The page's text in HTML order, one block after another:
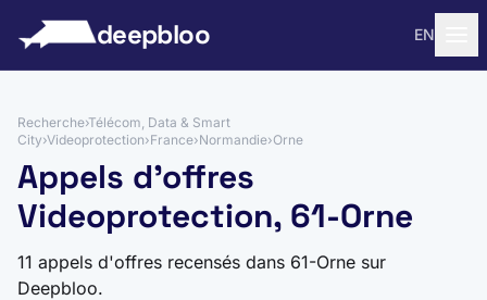
deepbloo EN
Recherche›Télécom, Data & Smart
City›Videoprotection›France›Normandie›Orne
Appels d'offres
Videoprotection, 61-Orne
11 appels d'offres recensés dans 61-Orne sur
Deepbloo.